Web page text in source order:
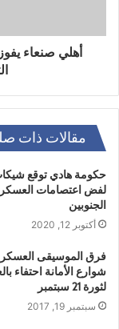
أهلي صنعاء
مقالات ذات
حكومة هادي توقع
لفض اعتصامات
الجنوبين
أكتوبر 12, 2020
فرق الموسيقى
شوارع الأمانة احتفاء
لثورة 21 سبتمبر
سبتمبر 19, 2017